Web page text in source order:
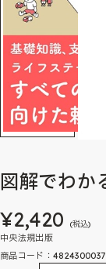
図解でわか
¥2,420 (税込)
中央法規出版
商品コード：4824300037